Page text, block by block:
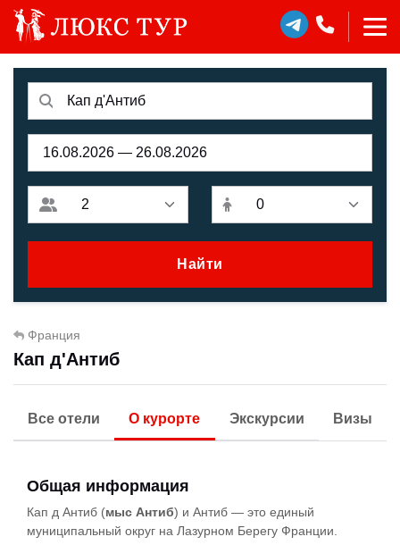
Найти
Франция
Кап д'Антиб
Все отели О курорте Экскурсии Визы
Общая информация
Кап д Антиб (мыс Антиб) и Антиб — это единый
муниципальный округ на Лазурном Берегу Франции.